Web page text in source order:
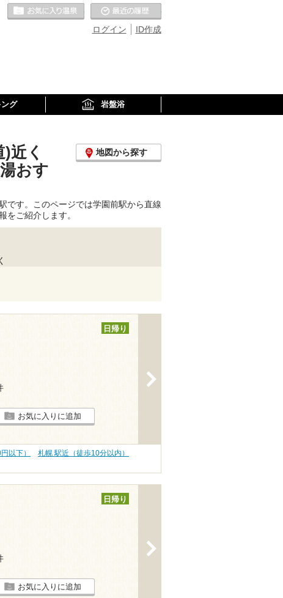
ID作成
ログイン
お気に入りの温泉
グ 岩盤浴
近く
おす
地図から探す
です。このページでは学園前駅から直線
をご紹介します。
日帰り
お気に入りに追加
以下）
札幌 駅近（徒歩10分以内）
日帰り
お気に入りに追加